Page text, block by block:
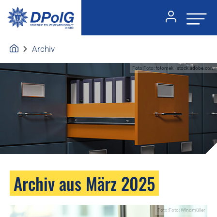
Archiv
Foto:Foto: fotomek - stock.adobe.com
Archiv aus März 2025
Foto:Foto: Windmüller